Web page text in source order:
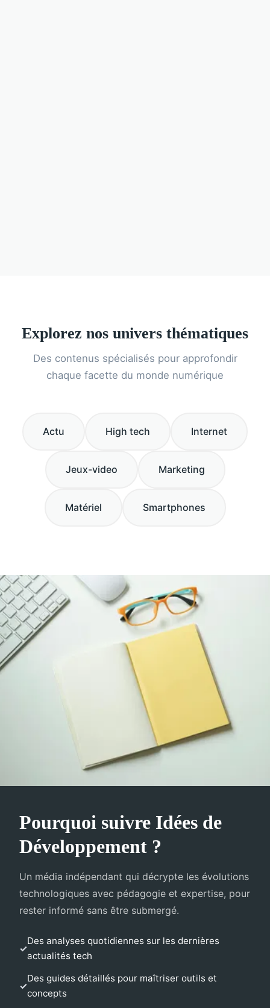
Explorez nos univers thématiques
Des contenus spécialisés pour approfondir
chaque facette du monde numérique
Actu High tech Internet
Jeux-video Marketing
Matériel Smartphones
Pourquoi suivre Idées de
Développement ?
Un média indépendant qui décrypte les évolutions
technologiques avec pédagogie et expertise, pour
rester informé sans être submergé.
Des analyses quotidiennes sur les dernières
actualités tech
Des guides détaillés pour maîtriser outils et
concepts